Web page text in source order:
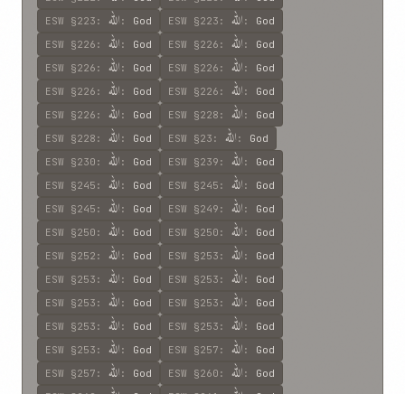
ESW §223 : اللّه : God ESW §223 : اللّه : God
ESW §226 : اللّه : God ESW §226 : اللّه : God
ESW §226 : اللّه : God ESW §226 : اللّه : God
ESW §226 : اللّه : God ESW §226 : اللّه : God
ESW §226 : اللّه : God ESW §228 : اللّه : God
ESW §228 : اللّه : God ESW §23 : اللّه : God
ESW §230 : اللّه : God ESW §239 : اللّه : God
ESW §245 : اللّه : God ESW §245 : اللّه : God
ESW §245 : اللّه : God ESW §249 : اللّه : God
ESW §250 : اللّه : God ESW §250 : اللّه : God
ESW §252 : اللّه : God ESW §253 : اللّه : God
ESW §253 : اللّه : God ESW §253 : اللّه : God
ESW §253 : اللّه : God ESW §253 : اللّه : God
ESW §253 : اللّه : God ESW §253 : اللّه : God
ESW §253 : اللّه : God ESW §257 : اللّه : God
ESW §257 : اللّه : God ESW §260 : اللّه : God